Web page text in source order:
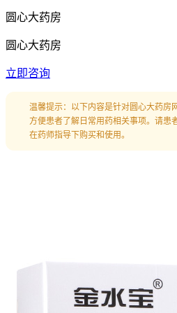
圆心大药房
圆心大药房
立即咨询
温馨提示：以下内容是针对圆心大药房
方便患者了解日常用药相关事项。请患
在药师指导下购买和使用。